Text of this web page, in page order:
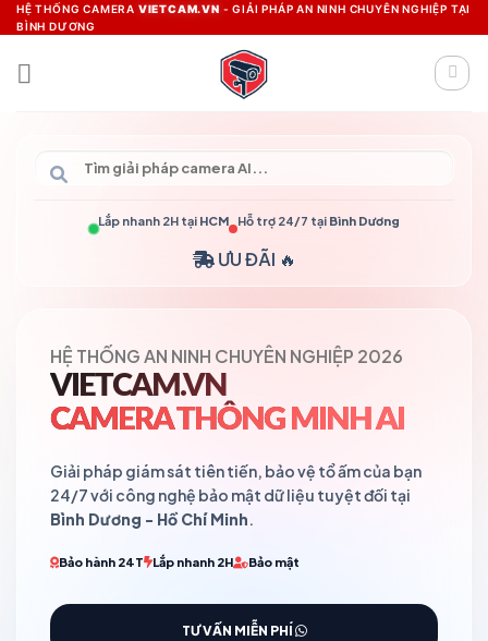
Skip
to
content
HỆ THỐNG CAMERA VIETCAM.VN - GIẢI PHÁP AN NINH CHUYÊN NGHIỆP TẠI
BÌNH DƯƠNG
Lắp nhanh 2H tại HCM Hỗ trợ 24/7 tại Bình Dương
ƯU ĐÃI 🔥
HỆ THỐNG AN NINH CHUYÊN NGHIỆP 2026
VIETCAM.VN
CAMERA THÔNG MINH AI
Giải pháp giám sát tiên tiến, bảo vệ tổ ấm của bạn
24/7 với công nghệ bảo mật dữ liệu tuyệt đối tại
Bình Dương - Hồ Chí Minh.
Bảo hành 24T Lắp nhanh 2H Bảo mật
TƯ VẤN MIỄN PHÍ